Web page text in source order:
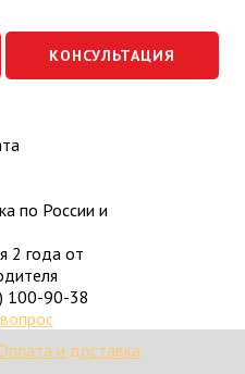
КОНСУЛЬТАЦИЯ
по России и
2 года от
100-90-38
и доставка